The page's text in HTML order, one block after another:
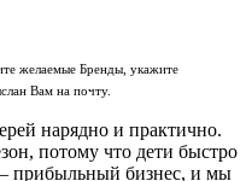
желаемые Бренды, укажите
Вам на почту.
нарядно и практично.
потому что дети быстро
прибыльный бизнес, и мы